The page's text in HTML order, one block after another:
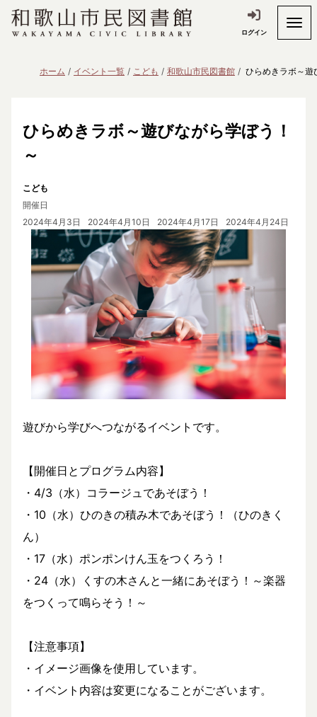
ログイン
ホーム イベント一覧 こども 和歌山市民図書館 ひらめきラボ～遊
ひらめきラボ～遊びながら学ぼう！
～
こども
開催日
2024年4月3日
2024年4月10日 2024年4月17日 2024年4月24日
遊びから学びへつながるイベントです。
【開催日とプログラム内容】
・4/3（水）コラージュであそぼう！
・10（水）ひのきの積み木であそぼう！（ひのきく
ん）
・17（水）ポンポンけん玉をつくろう！
・24（水）くすの木さんと一緒にあそぼう！～楽器
をつくって鳴らそう！～
【注意事項】
・イメージ画像を使用しています。
・イベント内容は変更になることがございます。